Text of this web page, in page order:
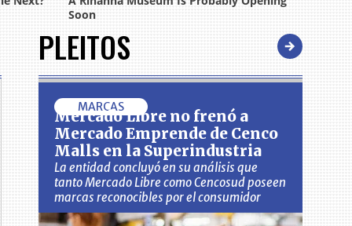
PLEITOS
MARCAS
Mercado Libre no frenó a
Mercado Emprende de Cenco
Malls en la Superindustria
La entidad concluyó en su análisis que
tanto Mercado Libre como Cencosud poseen
marcas reconocibles por el consumidor